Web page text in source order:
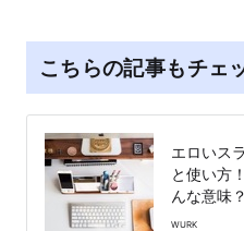
こちらの記事もチェ
エロいス
と使い方
んな意味？
WURK